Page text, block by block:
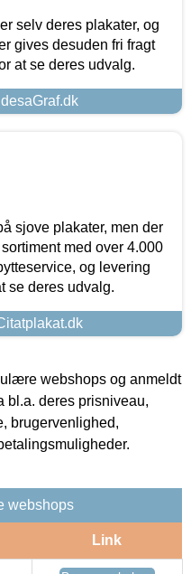
selv deres plakater, og
gives desuden fri fragt
at se deres udvalg.
sjove plakater, men der
med over 4.000
og levering
se deres udvalg.
webshops og anmeldt
bl.a. deres prisniveau,
brugervenlighed,
webshops
Link